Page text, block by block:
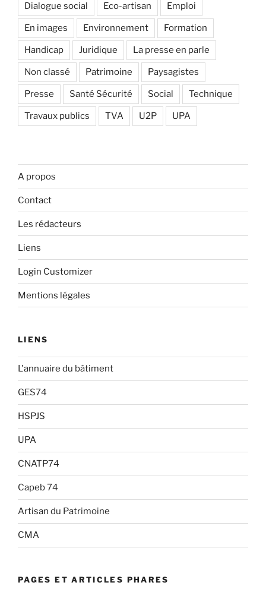
Dialogue social Eco-artisan Emploi
En images Environnement Formation
Handicap Juridique La presse en parle
Non classé Patrimoine Paysagistes
Presse Santé Sécurité Social Technique
Travaux publics TVA U2P UPA
A propos
Contact
Les rédacteurs
Liens
Login Customizer
Mentions légales
LIENS
L'annuaire du bâtiment
GES74
HSPJS
UPA
CNATP74
Capeb 74
Artisan du Patrimoine
CMA
PAGES ET ARTICLES PHARES